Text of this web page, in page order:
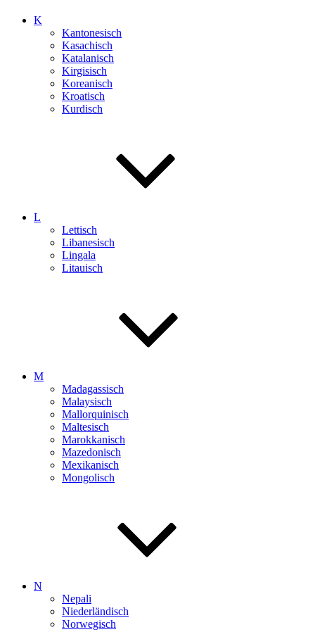
K
Kantonesisch
Kasachisch
Katalanisch
Kirgisisch
Koreanisch
Kroatisch
Kurdisch
L
Lettisch
Libanesisch
Lingala
Litauisch
M
Madagassisch
Malaysisch
Mallorquinisch
Maltesisch
Marokkanisch
Mazedonisch
Mexikanisch
Mongolisch
N
Nepali
Niederländisch
Norwegisch